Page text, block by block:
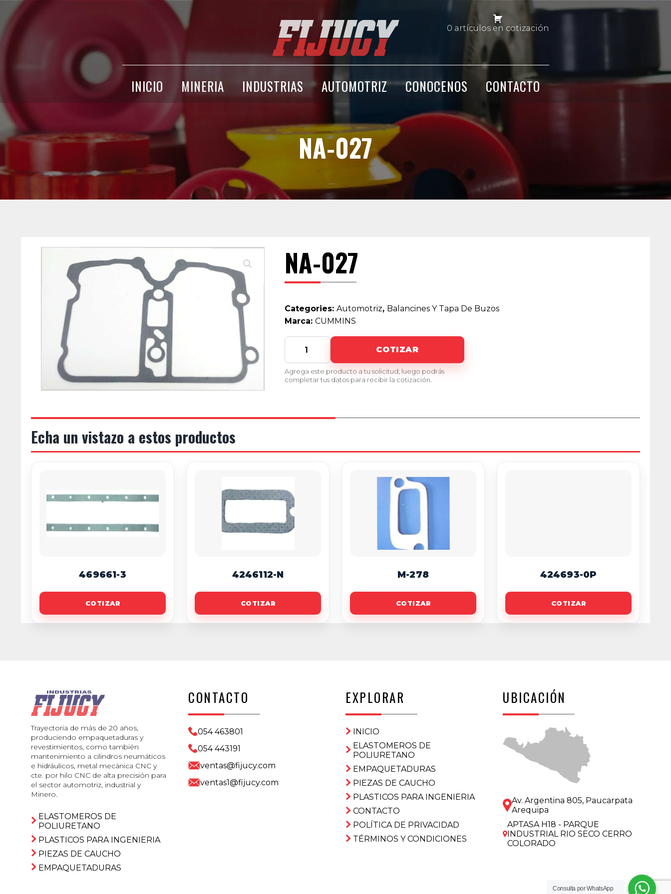
0 artículos en cotización
INICIO MINERIA INDUSTRIAS AUTOMOTRIZ CONOCENOS CONTACTO
NA-027
NA-027
Categories: Automotriz, Balancines Y Tapa De Buzos
Marca: CUMMINS
quantity
COTIZAR
Agrega este producto a tu solicitud; luego podrás
completar tus datos para recibir la cotización.
Echa un vistazo a estos productos
469661-3
COTIZAR
4246112-N
COTIZAR
M-278
COTIZAR
424693-0P
COTIZAR
Trayectoria de más de 20 años,
produciendo empaquetaduras y
revestimientos, como también
mantenimiento a cilindros neumáticos
e hidráulicos, metal mecánica CNC y
cte. por hilo CNC de alta precisión para
el sector automotriz, industrial y
Minero.
ELASTOMEROS DE
POLIURETANO
PLASTICOS PARA INGENIERIA
PIEZAS DE CAUCHO
EMPAQUETADURAS
CONTACTO
054 463801
054 443191
ventas@fijucy.com
ventas1@fijucy.com
EXPLORAR
INICIO
ELASTOMEROS DE
POLIURETANO
EMPAQUETADURAS
PIEZAS DE CAUCHO
PLASTICOS PARA INGENIERIA
CONTACTO
POLÍTICA DE PRIVACIDAD
TÉRMINOS Y CONDICIONES
UBICACIÓN
Av. Argentina 805, Paucarpata
Arequipa
APTASA H18 - PARQUE
INDUSTRIAL RIO SECO CERRO
COLORADO
Consulta porWhatsApp